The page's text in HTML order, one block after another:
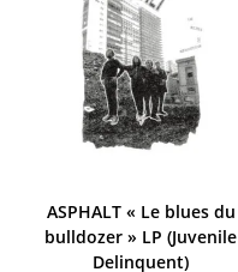
ASPHALT « Le blues du
bulldozer » LP (Juvenile
Delinquent)